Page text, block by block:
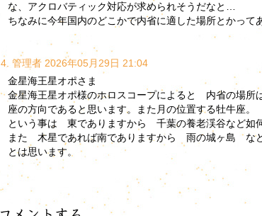
な、アクロバティック対応が求められそうだなと…
ちなみに今年国内のどこかで内省に適した場所とかって
4. 管理者 2026年05月29日 21:04
金星海王星オポさま
金星海王星オポ様のホロスコープによると 内省の場所
座の方向であると思います。また月の位置する牡牛座。
という事は 東でありますから 千葉の養老渓谷など如
また 木星であれば南でありますから 雨の城ヶ島 な
とは思います。